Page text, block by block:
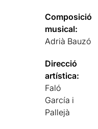
Composició
musical:
Adrià Bauzó
Direcció
artística:
Faló
García i
Pallejà